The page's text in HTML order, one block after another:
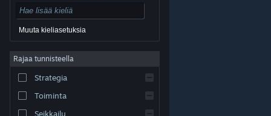
© Valve Corporation. Kaikki oikeudet pidätetään. Kaikki
Yhdysvalloissa ja kaikkialla maailmassa.
Helppokäyttötoiminnot
Hyvitykset|Evästeet
Muuta kieliasetuksia
Rajaa tunnisteella
Strategia
Toiminta
Seikkailu